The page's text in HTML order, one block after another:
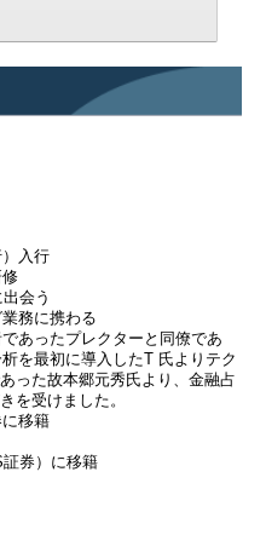
入行
会う
務に携わる
あったプレクターと同僚であ
を最初に導入したT 氏よりテク
った故本郷元秀氏より、金融占
を受けました。
移籍
券）に移籍